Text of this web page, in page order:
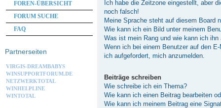
Ich habe die Zeitzone eingestellt, aber
noch falsch!
Meine Sprache steht auf diesem Board
Wie kann ich ein Bild unter meinem
Was ist mein Rang und wie kann ich ihn
Wenn ich bei einem Benutzer auf den
ich aufgefordert, mich anzumelden.
Beiträge schreiben
Wie schreibe ich ein Thema?
Wie kann ich einen Beitrag bearbeiten
Wie kann ich meinem Beitrag eine
FOREN-ÜBERSICHT
FORUM SUCHE
FAQ
Partnerseiten
VIRGIS-DREAMBABYS
WINSUPPORTFORUM.DE
NETZWERKTOTAL
WINHELPLINE
WINTOTAL